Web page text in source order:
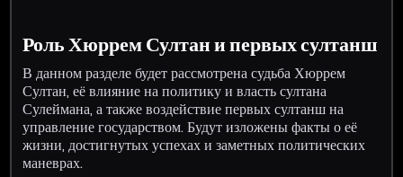
Роль Хюррем Султан и первых султанш
В данном разделе будет рассмотрена судьба Хюррем
Султан, её влияние на политику и власть султана
Сулеймана, а также воздействие первых султанш на
управление государством. Будут изложены факты о её
жизни, достигнутых успехах и заметных политических
маневрах.